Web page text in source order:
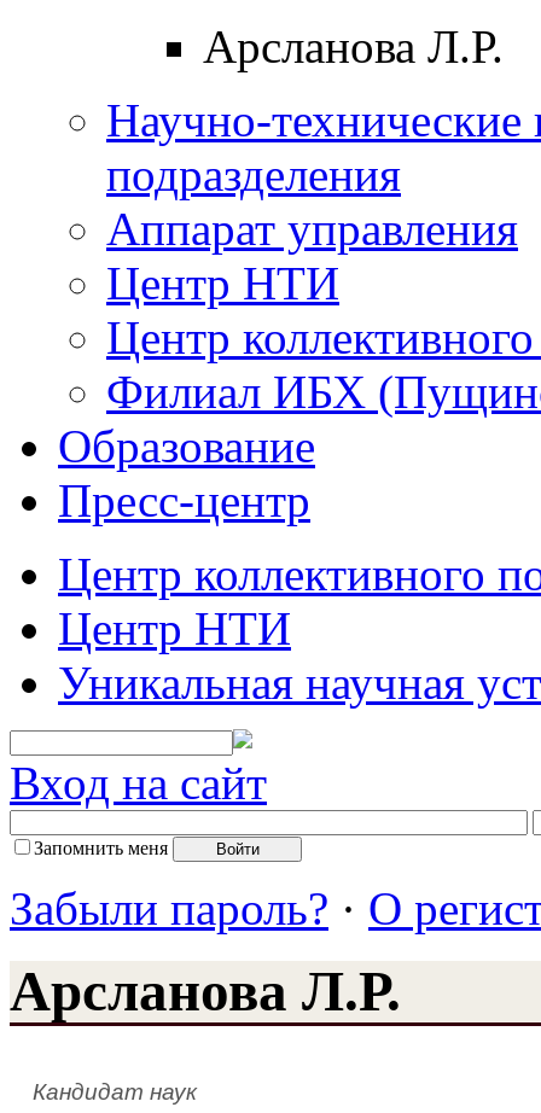
Арсланова Л.Р.
Научно-технические
подразделения
Аппарат управления
Центр НТИ
Центр
Филиал ИБХ
Образование
Пресс-центр
Центр коллективного
Центр НТИ
Уникальная научная
Вход на сайт
Запомнить меня
Забыли пароль? · О
Арсланова Л.Р.
Кандидат наук